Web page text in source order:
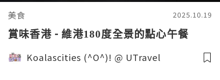
美食 2025.10.19
賞味香港 - 維港180度全景的點心午餐
Koalascities (^O^)! @ UTravel